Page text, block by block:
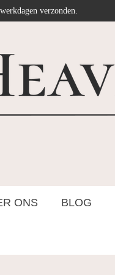
verzonden.
ONS BLOG